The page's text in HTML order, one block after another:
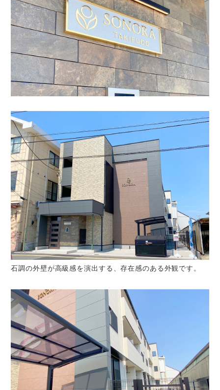
石調の外壁が高級感を演出する、存在感のある外観です。